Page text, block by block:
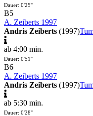
Dauer: 0'25''
B5
A. Zeiberts 1997
Andris Zeiberts (1997)
ab 4:00 min.
Dauer: 0'51''
B6
A. Zeiberts 1997
Andris Zeiberts (1997)
ab 5:30 min.
Dauer: 0'28''